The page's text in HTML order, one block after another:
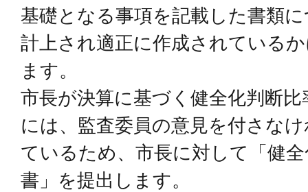
基礎となる事項を記載した書類
計上され適正に作成されている
ます。
市長が決算に基づく健全化判断
には、監査委員の意見を付さな
ているため、市長に対して「健
書」を提出します。